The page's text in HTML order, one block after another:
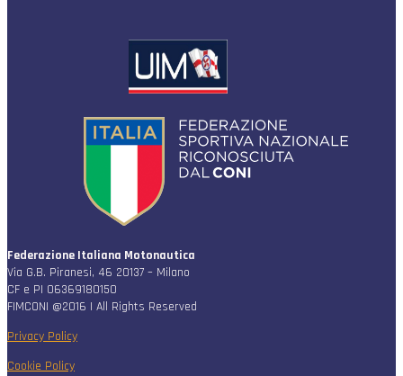
Federazione Italiana Motonautica
Via G.B. Piranesi, 46 20137 – Milano
CF e PI 06369180150
FIMCONI @2016 | All Rights Reserved
Privacy Policy
Cookie Policy